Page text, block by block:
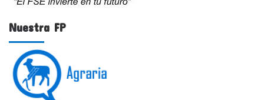
Nuestra FP